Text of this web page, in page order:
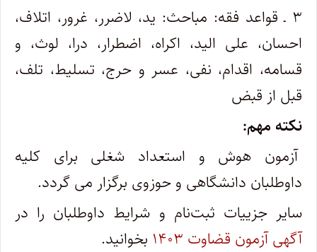
۳ ـ قواعد فقه: مباحث: ید، لاضرر، غرور، اتلاف،
احسان، علی الید، اکراه، اضطرار، درا، لوث، و
قسامه، اقدام، نفی، عسر و حرج، تسلیط، تلف،
قبل از قبض
نکته مهم:
آزمون هوش و استعداد شغلی برای کلیه
داوطلبان دانشگاهی و حوزوی برگزار می گردد.
سایر جزییات ثبت‌نام و شرایط داوطلبان را در
آگهی آزمون قضاوت ۱۴۰۳
بخوانید.